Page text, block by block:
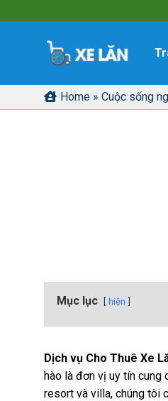
Home » Cuộc sống
Mục lục hiện
Dịch vụ Cho Thuê Xe
hào là đơn vị uy tín cung
resort và villa, chúng tôi